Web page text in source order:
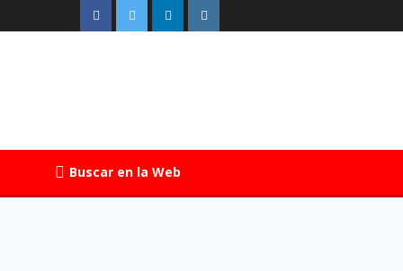
Buscar en la Web